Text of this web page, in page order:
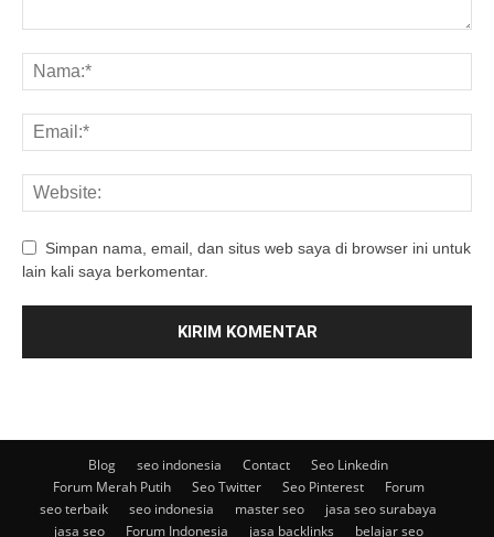
Simpan nama, email, dan situs web saya di browser ini untuk
lain kali saya berkomentar.
Blog seo indonesia Contact
Seo Linkedin
Forum Merah Putih
Seo Twitter Seo Pinterest
Forum
seo terbaik
seo indonesia master seo
jasa seo surabaya
jasa seo
Forum Indonesia jasa backlinks
belajar seo